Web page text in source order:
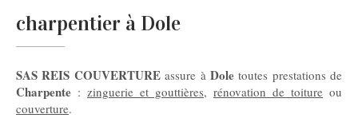
charpentier à Dole
SAS REIS COUVERTUREassure à Doletoutes prestations de
Charpente : zinguerie et gouttières, rénovation de toiture ou
couverture.